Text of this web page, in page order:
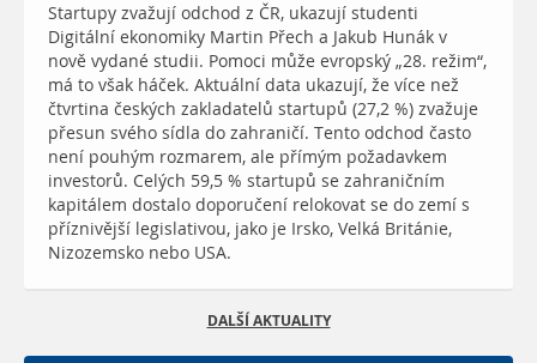
Startupy zvažují odchod z ČR, ukazují studenti
Digitální ekonomiky Martin Přech a Jakub Hunák v
nově vydané studii. Pomoci může evropský „28. režim“,
má to však háček. Aktuální data ukazují, že více než
čtvrtina českých zakladatelů startupů (27,2 %) zvažuje
přesun svého sídla do zahraničí. Tento odchod často
není pouhým rozmarem, ale přímým požadavkem
investorů. Celých 59,5 % startupů se zahraničním
kapitálem dostalo doporučení relokovat se do zemí s
příznivější legislativou, jako je Irsko, Velká Británie,
Nizozemsko nebo USA.
DALŠÍ AKTUALITY